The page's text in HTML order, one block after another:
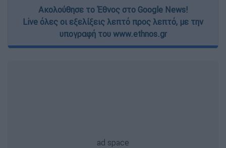
Ακολούθησε το Έθνος στο Google News!
Live όλες οι εξελίξεις λεπτό προς λεπτό, με την
υπογραφή του www.ethnos.gr